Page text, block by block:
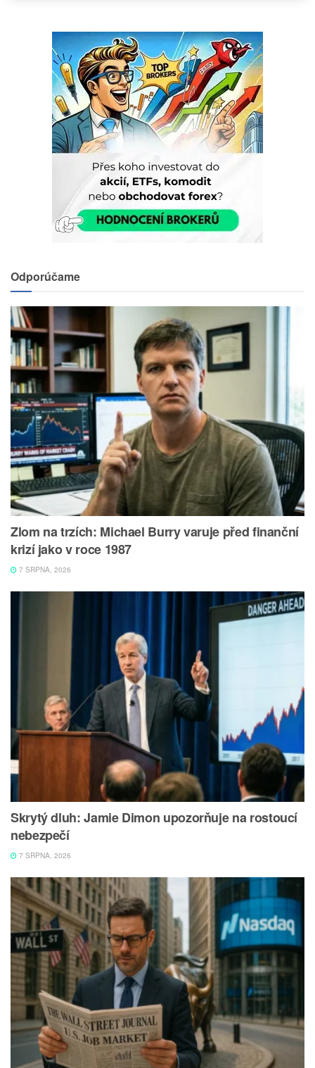
Odporúčame
Zlom na trzích: Michael Burry varuje před finanční
krizí jako v roce 1987
7 SRPNA, 2026
Skrytý dluh: Jamie Dimon upozorňuje na rostoucí
nebezpečí
7 SRPNA, 2026